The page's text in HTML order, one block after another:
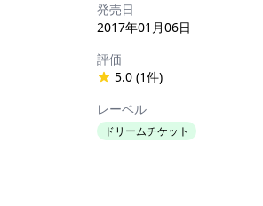
発売日
2017年01月06日
評価
5.0 (1件)
レーベル
ドリームチケット